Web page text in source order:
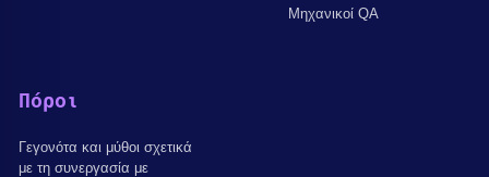
Μηχανικοί QA
Πόροι
Γεγονότα και μύθοι σχετικά
με τη συνεργασία με